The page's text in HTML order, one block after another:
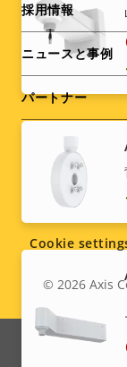
採用情報
ニュースと事例
パートナー
Legal
menu
© 2026Axis
Cookie